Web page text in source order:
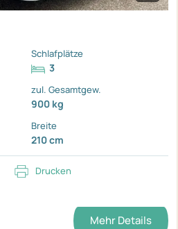
Schlafplätze
3
zul. Gesamtgew.
900 kg
Breite
210 cm
Drucken
Mehr Details